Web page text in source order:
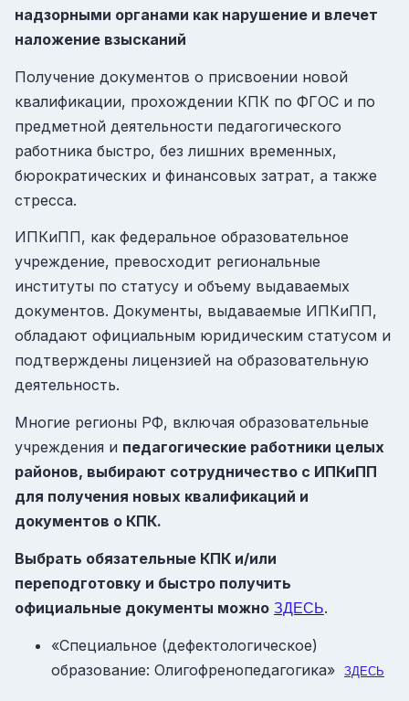
надзорными органами как нарушение и влечет
наложение взысканий
Получение документов о присвоении новой
квалификации, прохождении КПК по ФГОС и по
предметной деятельности педагогического
работника быстро, без лишних временных,
бюрократических и финансовых затрат, а также
стресса.
ИПКиПП, как федеральное образовательное
учреждение, превосходит региональные
институты по статусу и объему выдаваемых
документов. Документы, выдаваемые ИПКиПП,
обладают официальным юридическим статусом и
подтверждены лицензией на образовательную
деятельность.
Многие регионы РФ, включая образовательные
учреждения и педагогические работники целых
районов, выбирают сотрудничество с ИПКиПП
для получения новых квалификаций и
документов о КПК.
Выбрать обязательные КПК и/или
переподготовку и быстро получить
официальные документы можно ЗДЕСЬ.
«Специальное (дефектологическое)
образование: Олигофренопедагогика»
ЗДЕСЬ